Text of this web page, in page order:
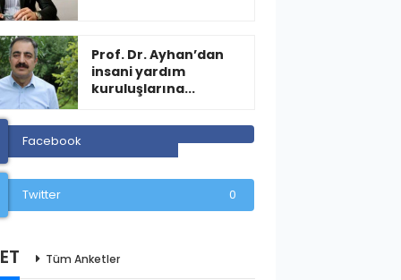
Prof. Dr. Ayhan’dan
insani yardım
kuruluşlarına...
Facebook
Twitter 0
Tüm Anketler